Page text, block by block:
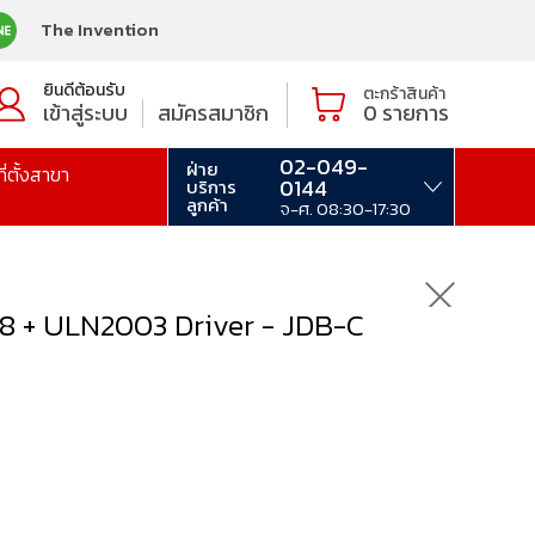
The Invention
ยินดีต้อนรับ
เข้าสู่ระบบ สมัครสมาชิก
ตะกร้าสินค้า
0 รายการ
ตั้งสาขา ฝ่าย
บริการ
ลูกค้า
02-049-
0144
จ-ศ. 08:30-17:30
+ ULN2003 Driver - JDB-C